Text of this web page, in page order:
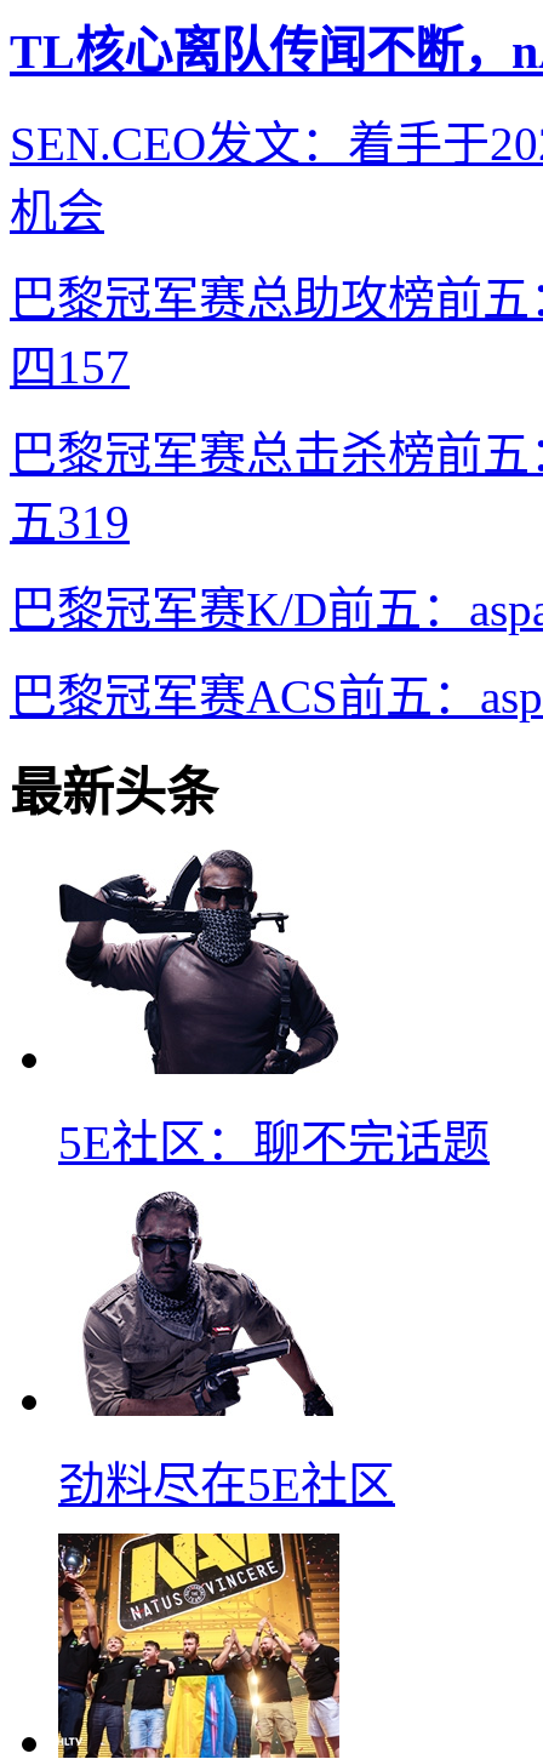
TL核心离队传闻不断，
SEN.CEO发文：着手于
机会
巴黎冠军赛总助攻榜前
四157
巴黎冠军赛总击杀榜前五
五319
巴黎冠军赛K/D前五：
巴黎冠军赛ACS前五：
最新头条
5E社区：聊不完话题
劲料尽在5E社区